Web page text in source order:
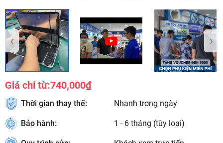
‹ ›
Giá chỉ từ:740,000₫
Thời gian thay thế: Nhanh trong ngày
Bảo hành: 1 - 6 tháng (tùy loại)